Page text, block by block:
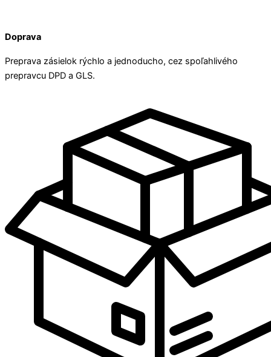
Doprava
Preprava zásielok rýchlo a jednoducho, cez spoľahlivého
prepravcu DPD a GLS.